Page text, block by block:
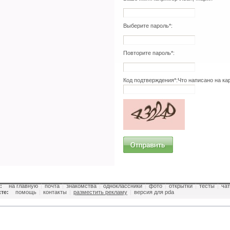
Выберите пароль*:
Повторите пароль*:
Код подтверждения*:Что написано на
на главную | почта | знакомства | одноклассники | фото | открытки | тесты | чат
помощь контакты разместить рекламу версия для pda